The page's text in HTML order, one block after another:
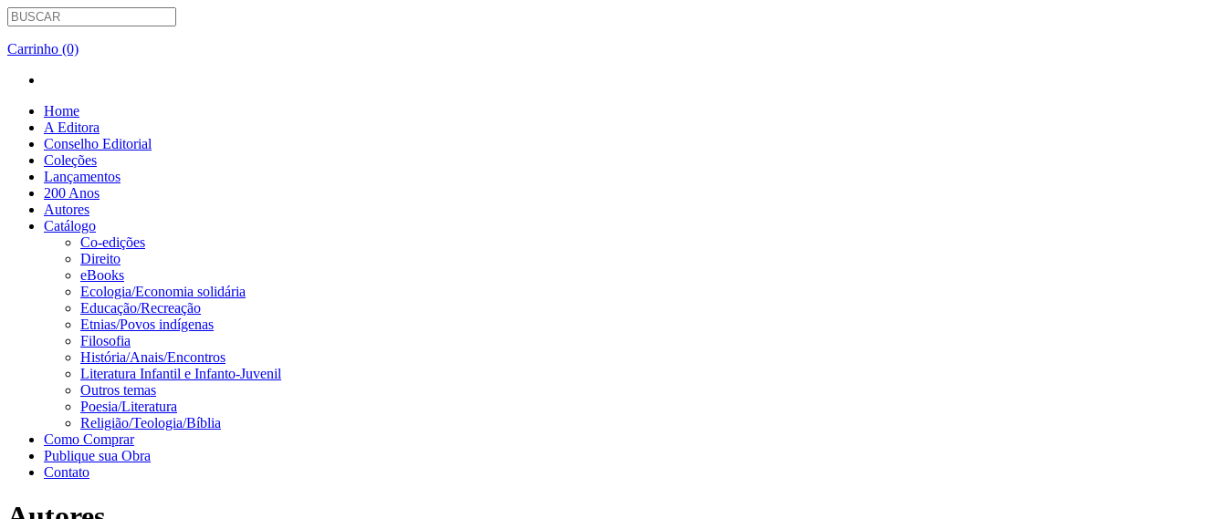
Carrinho (0)
Home
A Editora
Conselho Editorial
Coleções
Lançamentos
200 Anos
Autores
Catálogo
Co-edições
Direito
eBooks
Ecologia/Economia solidária
Educação/Recreação
Etnias/Povos indígenas
Filosofia
História/Anais/Encontros
Literatura Infantil e Infanto-Juvenil
Outros temas
Poesia/Literatura
Religião/Teologia/Bíblia
Como Comprar
Publique sua Obra
Contato